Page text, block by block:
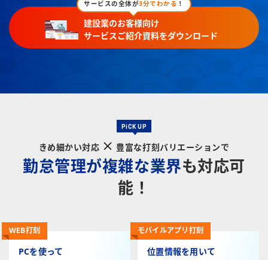
サービスの全体が3分でわかる ！
建設業のお客様向け
サービスご紹介資料をダウンロード
PiCK UP
きめ細かい対応 豊富な打刻バリエーションで
勤怠管理が複雑な業界も対応可
能！
WEB打刻
PCを使って
モバイルアプリ打刻
位置情報を用いて